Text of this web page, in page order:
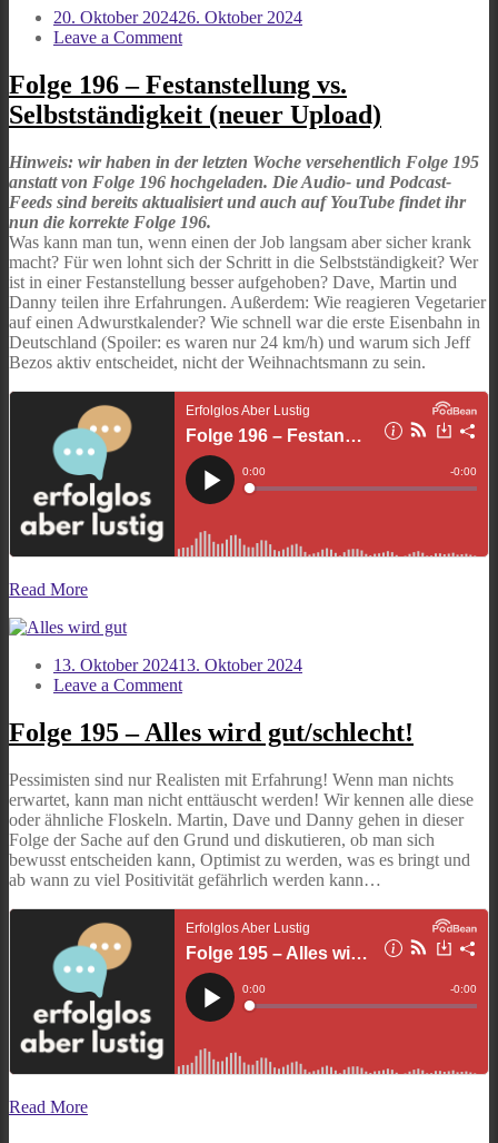
20. Oktober 202426. Oktober 2024
Leave a Commenton
196
–
Festanstellung
Selbstständigkeit
(neuer
Upload)
Folge 196 – Festanstellung vs.
Selbstständigkeit (neuer Upload)
Hinweis: wir haben in der letzten Woche versehentlich Folge 195
anstatt von Folge 196 hochgeladen. Die Audio- und Podcast-
Feeds sind bereits aktualisiert und auch auf YouTube findet ihr
nun die korrekte Folge 196.
Was kann man tun, wenn einen der Job langsam aber sicher krank
macht? Für wen lohnt sich der Schritt in die Selbstständigkeit? Wer
ist in einer Festanstellung besser aufgehoben? Dave, Martin und
Danny teilen ihre Erfahrungen. Außerdem: Wie reagieren Vegetarier
auf einen Adwurstkalender? Wie schnell war die erste Eisenbahn in
Deutschland (Spoiler: es waren nur 24 km/h) und warum sich Jeff
Bezos aktiv entscheidet, nicht der Weihnachtsmann zu sein.
Read More
13. Oktober 202413. Oktober 2024
Leave a Commenton
–
wird
gut/schlecht!
Folge 195 – Alles wird gut/schlecht!
Pessimisten sind nur Realisten mit Erfahrung! Wenn man nichts
erwartet, kann man nicht enttäuscht werden! Wir kennen alle diese
oder ähnliche Floskeln. Martin, Dave und Danny gehen in dieser
Folge der Sache auf den Grund und diskutieren, ob man sich
bewusst entscheiden kann, Optimist zu werden, was es bringt und
ab wann zu viel Positivität gefährlich werden kann…
Read More